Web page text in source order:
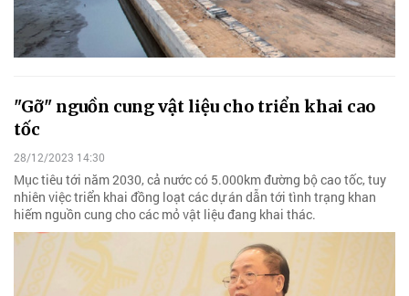
"Gỡ" nguồn cung vật liệu cho triển khai cao
tốc
28/12/2023 14:30
Mục tiêu tới năm 2030, cả nước có 5.000km đường bộ cao tốc, tuy
nhiên việc triển khai đồng loạt các dự án dẫn tới tình trạng khan
hiếm nguồn cung cho các mỏ vật liệu đang khai thác.